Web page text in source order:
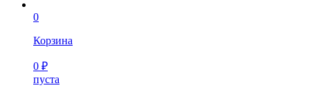
0
Корзина
0 ₽
пуста